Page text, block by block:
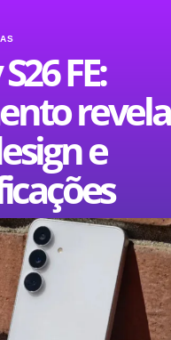
FE:
revela
e